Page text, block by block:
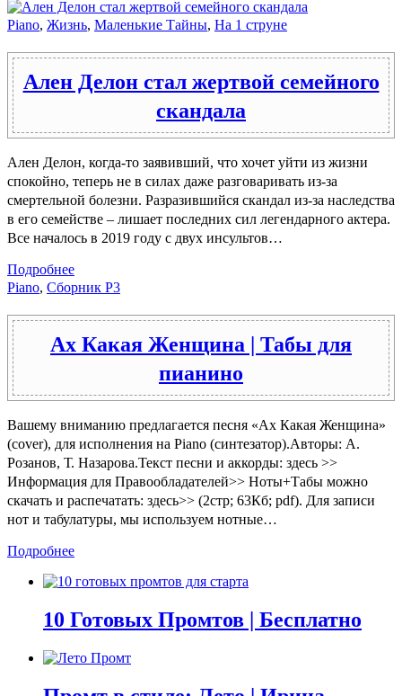
Piano, Жизнь, Маленькие Тайны, На 1 струне
Ален Делон стал жертвой семейного
скандала
Ален Делон, когда-то заявивший, что хочет уйти из жизни
спокойно, теперь не в силах даже разговаривать из-за
смертельной болезни. Разразившийся скандал из-за наследства
в его семействе – лишает последних сил легендарного актера.
Все началось в 2019 году с двух инсультов…
Подробнее
Piano, Сборник P3
Ах Какая Женщина | Табы для
пианино
Вашему вниманию предлагается песня «Ах Какая Женщина»
(cover), для исполнения на Piano (синтезатор).Авторы: А.
Розанов, Т. Назарова.Текст песни и аккорды: здесь >>
Информация для Правообладателей>> Ноты+Табы можно
скачать и распечатать: здесь>> (2стр; 63Кб; pdf). Для записи
нот и табулатуры, мы используем нотные…
Подробнее
10 Готовых Промтов | Бесплатно